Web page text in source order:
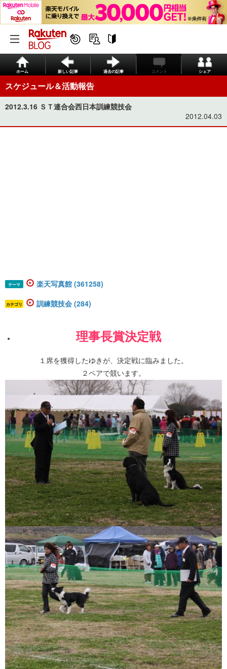
ホーム 新しい記事 過去の記事 コメント シェア
スケジュール＆活動報告
2012.3.16 ＳＴ連合会西日本訓練競技会
2012.04.03
テーマ 楽天写真館 (361258)
カテゴリ 訓練競技会 (284)
理事長賞決定戦
１席を獲得したゆきが、決定戦に臨みました。
２ペアで競います。